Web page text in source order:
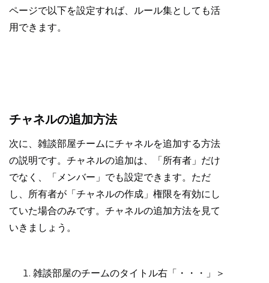
ページで以下を設定すれば、ルール集としても活
用できます。
チャネルの追加方法
次に、雑談部屋チームにチャネルを追加する方法
の説明です。チャネルの追加は、「所有者」だけ
でなく、「メンバー」でも設定できます。ただ
し、所有者が「チャネルの作成」権限を有効にし
ていた場合のみです。チャネルの追加方法を見て
いきましょう。
雑談部屋のチームのタイトル右「・・・」＞